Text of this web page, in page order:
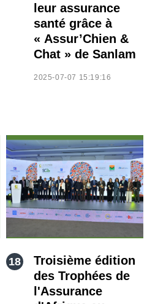
leur assurance
santé grâce à
« Assur’Chien &
Chat » de Sanlam
2025-07-07 15:19:16
Troisième édition
des Trophées de
l'Assurance